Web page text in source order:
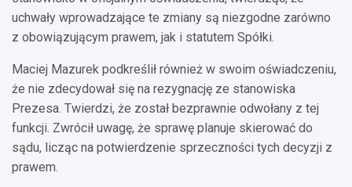
uchwały wprowadzające te zmiany są niezgodne zarówno
z obowiązującym prawem, jak i statutem Spółki.
Maciej Mazurek podkreślił również w swoim oświadczeniu,
że nie zdecydował się na rezygnację ze stanowiska
Prezesa. Twierdzi, że został bezprawnie odwołany z tej
funkcji. Zwrócił uwagę, że sprawę planuje skierować do
sądu, licząc na potwierdzenie sprzeczności tych decyzji z
prawem.